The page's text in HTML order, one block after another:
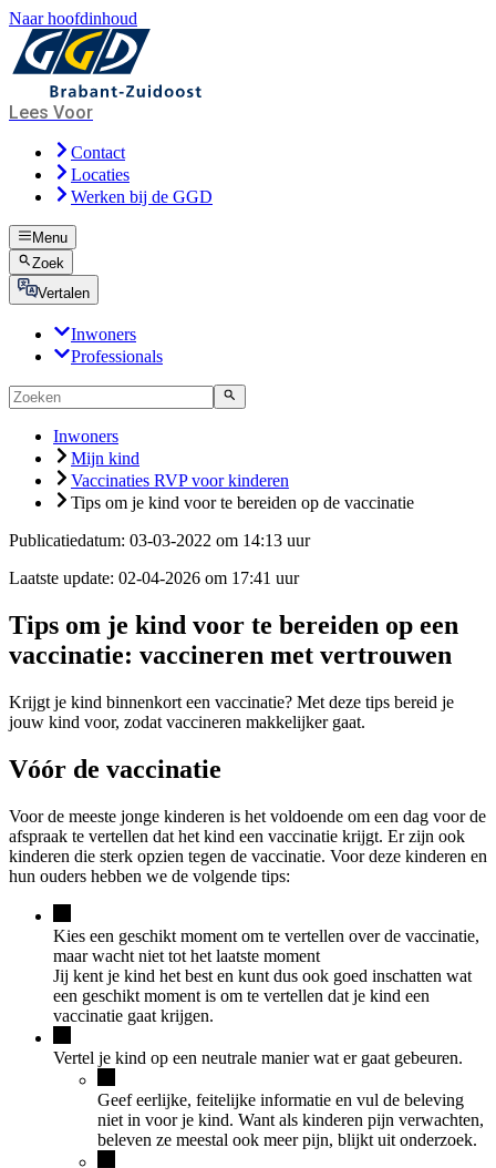
Naar hoofdinhoud
Lees Voor
Contact
Locaties
Werken bij de GGD
Menu
Zoek
Vertalen
Inwoners
Professionals
Inwoners
Mijn kind
Vaccinaties RVP voor kinderen
Tips om je kind voor te bereiden op de vaccinatie
Publicatiedatum: 03-03-2022 om 14:13 uur
Laatste update: 02-04-2026 om 17:41 uur
Tips om je kind voor te bereiden op een
vaccinatie: vaccineren met vertrouwen
Krijgt je kind binnenkort een vaccinatie? Met deze tips bereid je
jouw kind voor, zodat vaccineren makkelijker gaat.
Vóór de vaccinatie
Voor de meeste jonge kinderen is het voldoende om een dag voor de
afspraak te vertellen dat het kind een vaccinatie krijgt. Er zijn ook
kinderen die sterk opzien tegen de vaccinatie. Voor deze kinderen en
hun ouders hebben we de volgende tips:
Kies een geschikt moment om te vertellen over de vaccinatie,
maar wacht niet tot het laatste moment
Jij kent je kind het best en kunt dus ook goed inschatten wat
een geschikt moment is om te vertellen dat je kind een
vaccinatie gaat krijgen.
Vertel je kind op een neutrale manier wat er gaat gebeuren.
Geef eerlijke, feitelijke informatie en vul de beleving
niet in voor je kind. Want als kinderen pijn verwachten,
beleven ze meestal ook meer pijn, blijkt uit onderzoek.